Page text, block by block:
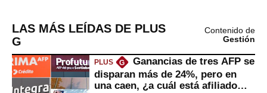
LAS MÁS LEÍDAS DE PLUS
G
Contenido de
Gestión
PLUS G
Ganancias de tres AFP se
disparan más de 24%, pero en
una caen, ¿a cuál está afiliado